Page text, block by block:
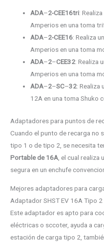
ADA–2-CEE16tri:
Amperios en una toma
ADA–2-CEE16: Realiza
Amperios en una toma
ADA–2–CEE32: Realiza
Amperios en una toma
ADA–2–SC–32: Realiza
12A en una toma Shuko
Adaptadores para puntos de
Cuando el punto de recarga no
tipo 1 o de tipo 2, se necesita
Portable de 16A , el cual
segura en un enchufe
Mejores adaptadores para
Adaptador SHST EV 16A Tipo
Este adaptador es apto para
eléctricas o sccoter, ayuda a
estación de carga tipo 2,